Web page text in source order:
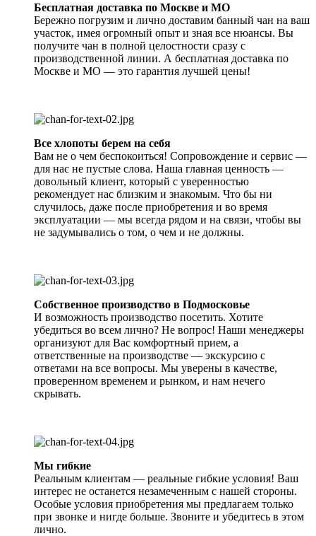
Бесплатная доставка по Москве и МО
Бережно погрузим и лично доставим банный чан на ваш
участок, имея огромный опыт и зная все нюансы. Вы
получите чан в полной целостности сразу с
производственной линии. А бесплатная доставка по
Москве и МО — это гарантия лучшей цены!
Все хлопоты берем на себя
Вам не о чем беспокоиться! Сопровождение и сервис —
для нас не пустые слова. Наша главная ценность —
довольный клиент, который с уверенностью
рекомендует нас близким и знакомым. Что бы ни
случилось, даже после приобретения и во время
эксплуатации — мы всегда рядом и на связи, чтобы вы
не задумывались о том, о чем и не должны.
Собственное производство в Подмосковье
И возможность производство посетить. Хотите
убедиться во всем лично? Не вопрос! Наши менеджеры
организуют для Вас комфортный прием, а
ответственные на производстве — экскурсию с
ответами на все вопросы. Мы уверены в качестве,
проверенном временем и рынком, и нам нечего
скрывать.
Мы гибкие
Реальным клиентам — реальные гибкие условия! Ваш
интерес не останется незамеченным с нашей стороны.
Особые условия приобретения мы предлагаем только
при звонке и нигде больше. Звоните и убедитесь в этом
лично.